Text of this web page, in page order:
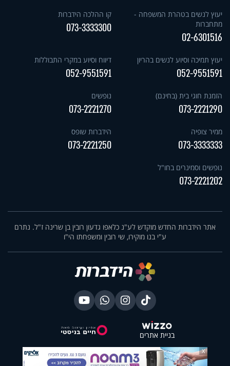
יעוץ לנשים בטהרת המשפחה -
מתחברות
02-6301516
קו ההלכה הידברות
073-3333300
יעוץ תמיכה וסיוע לנשים בהריון
052-9551591
דיווח וסיוע במקרי התבוללות
052-9551591
הזמנת חוגי בית (בחינם)
073-2221290
נופשים
073-2221270
ממיר צופיה
073-3333333
הידברות שופס
073-2221250
נופשים וסמינרים בחו"ל
073-2221202
אתר הידברות החדש מוקדש לע"נ כלאפו גדעון רובין בן שרינה ז"ל. נתרם
ע"י בנו מוקירו, שי רובין ומשפחתו הי"ו
בניית אתרים
X